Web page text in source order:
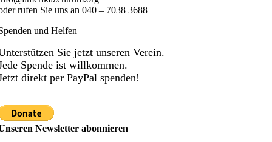
rufen Sie uns an040 – 7038 3688
und Helfen
Sie jetzt unseren Verein.
Spende ist willkommen.
direkt per PayPal spenden!
Newsletter abonnieren